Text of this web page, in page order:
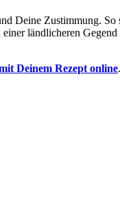
Deine Zustimmung.
ländlicheren
Deinem Rezept online.